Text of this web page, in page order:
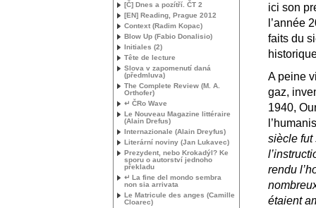
ici son
l’année
faits du
A peine
gaz,
1940,
siècle fut
rendu
étaient
[Č] Dnes a pozítří. ČT 2
[EN] Reading, Prague 2012
Context (Radim Kopac)
Blow Up (Fabio Donalisio)
Initiales (2)
Tête de lecture
Slova v zapomenutí daná
(předmluva)
The Complete Review (M. A.
Orthofer)
↵ ČRo Wave
Le Nouveau Magazine littéraire
(Alain Drefus)
Internazionale (Alain Dreyfus)
Literární noviny (Jan Lukavec)
Prezydent, nebo Krokadýl? Ke
sporu o autorství jednoho
překladu
↵ La fine del mondo sembra
non sia arrivata
Le Matricule des anges (Camille
Cloarec)